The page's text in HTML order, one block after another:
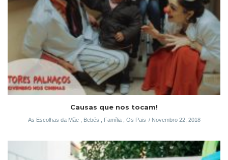
Causas que nos tocam!
As Escolhas da Mãe, Bebés Família, Os Pais Novembro 22, 2018